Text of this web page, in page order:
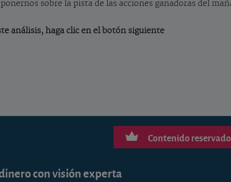
sobre la pista de las acciones ganadoras del
análisis, haga clic en el botón siguiente
Contenido reservado
con visión experta